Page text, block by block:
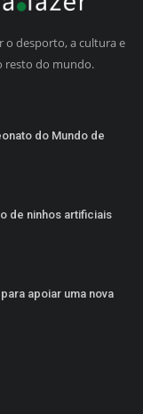
o desporto, a cultura e
resto do mundo.
do Mundo de
de ninhos artificiais
apoiar uma nova